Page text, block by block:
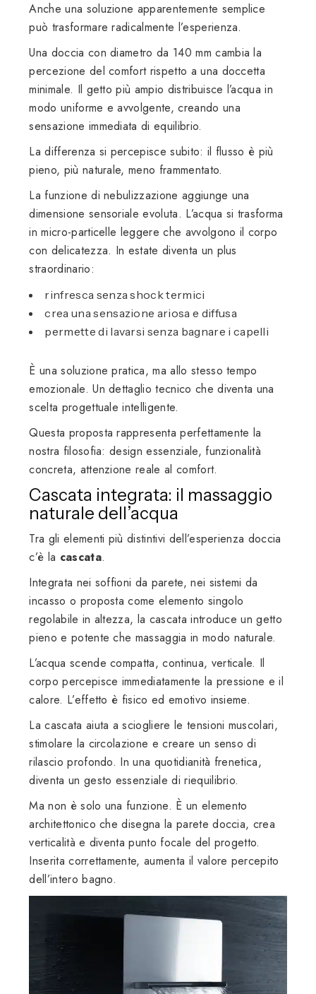
Anche una soluzione apparentemente semplice
può trasformare radicalmente l’esperienza.
Una doccia con diametro da 140 mm cambia la
percezione del comfort rispetto a una doccetta
minimale. Il getto più ampio distribuisce l’acqua in
modo uniforme e avvolgente, creando una
sensazione immediata di equilibrio.
La differenza si percepisce subito: il flusso è più
pieno, più naturale, meno frammentato.
La funzione di nebulizzazione aggiunge una
dimensione sensoriale evoluta. L’acqua si trasforma
in micro-particelle leggere che avvolgono il corpo
con delicatezza. In estate diventa un plus
straordinario:
rinfresca senza shock termici
crea una sensazione ariosa e diffusa
permette di lavarsi senza bagnare i capelli
È una soluzione pratica, ma allo stesso tempo
emozionale. Un dettaglio tecnico che diventa una
scelta progettuale intelligente.
Questa proposta rappresenta perfettamente la
nostra filosofia: design essenziale, funzionalità
concreta, attenzione reale al comfort.
Cascata integrata: il massaggio
naturale dell’acqua
Tra gli elementi più distintivi dell’esperienza doccia
c’è la cascata.
Integrata nei soffioni da parete, nei sistemi da
incasso o proposta come elemento singolo
regolabile in altezza, la cascata introduce un getto
pieno e potente che massaggia in modo naturale.
L’acqua scende compatta, continua, verticale. Il
corpo percepisce immediatamente la pressione e il
calore. L’effetto è fisico ed emotivo insieme.
La cascata aiuta a sciogliere le tensioni muscolari,
stimolare la circolazione e creare un senso di
rilascio profondo. In una quotidianità frenetica,
diventa un gesto essenziale di riequilibrio.
Ma non è solo una funzione. È un elemento
architettonico che disegna la parete doccia, crea
verticalità e diventa punto focale del progetto.
Inserita correttamente, aumenta il valore percepito
dell’intero bagno.